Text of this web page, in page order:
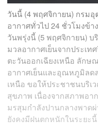
วันนี้ (4 พฤศจิกายน) กรม
อากาศทั่วไป 24 ชั่วโมงข้า
วันพรุ่งนี้ (5 พฤศจิกายน)
มวลอากาศเย็นจากประเ
ตะวันออกเฉียงเหนือ ลักษ
อากาศเย็นและอุณหภูมิลด
เหนือ ขอให้ประชาชนบริ
สุขภาพ เนื่องจากสภาพอา
มรสุมกำลังปานกลางพาด
ยังคงมีฝนตกหนักในระยะนี้